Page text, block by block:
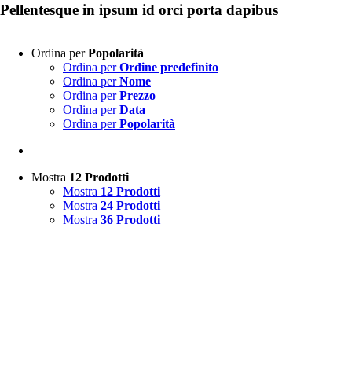
Pellentesque in ipsum id orci porta dapibus
Ordina perPopolarità
Ordina perOrdine predefinito
Ordina perNome
Ordina perPrezzo
Ordina perData
Ordina perPopolarità
Mostra 12 Prodotti
Mostra 12 Prodotti
Mostra 24 Prodotti
Mostra 36 Prodotti